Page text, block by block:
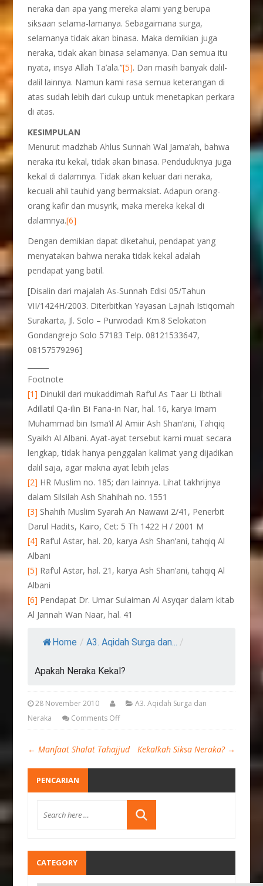
neraka dan apa yang mereka alami yang berupa
siksaan selama-lamanya. Sebagaimana surga,
selamanya tidak akan binasa. Maka demikian juga
neraka, tidak akan binasa selamanya. Dan semua itu
nyata, insya Allah Ta’ala.”[5]. Dan masih banyak dalil-
dalil lainnya. Namun kami rasa semua keterangan di
atas sudah lebih dari cukup untuk menetapkan perkara
di atas.
KESIMPULAN
Menurut madzhab Ahlus Sunnah Wal Jama’ah, bahwa
neraka itu kekal, tidak akan binasa. Penduduknya juga
kekal di dalamnya. Tidak akan keluar dari neraka,
kecuali ahli tauhid yang bermaksiat. Adapun orang-
orang kafir dan musyrik, maka mereka kekal di
dalamnya.[6]
Dengan demikian dapat diketahui, pendapat yang
menyatakan bahwa neraka tidak kekal adalah
pendapat yang batil.
[Disalin dari majalah As-Sunnah Edisi 05/Tahun
VII/1424H/2003. Diterbitkan Yayasan Lajnah Istiqomah
Surakarta, Jl. Solo – Purwodadi Km.8 Selokaton
Gondangrejo Solo 57183 Telp. 08121533647,
08157579296]
Footnote
[1] Dinukil dari mukaddimah Raf’ul As Taar Li Ibthali
Adillatil Qa-ilin Bi Fana-in Nar, hal. 16, karya Imam
Muhammad bin Isma’il Al Amiir Ash Shan’ani, Tahqiq
Syaikh Al Albani. Ayat-ayat tersebut kami muat secara
lengkap, tidak hanya penggalan kalimat yang dijadikan
dalil saja, agar makna ayat lebih jelas
[2] HR Muslim no. 185; dan lainnya. Lihat takhrijnya
dalam Silsilah Ash Shahihah no. 1551
[3] Shahih Muslim Syarah An Nawawi 2/41, Penerbit
Darul Hadits, Kairo, Cet: 5 Th 1422 H / 2001 M
[4] Raf’ul Astar, hal. 20, karya Ash Shan’ani, tahqiq Al
Albani
[5] Raf’ul Astar, hal. 21, karya Ash Shan’ani, tahqiq Al
Albani
[6] Pendapat Dr. Umar Sulaiman Al Asyqar dalam kitab
Al Jannah Wan Naar, hal. 41
Home / A3. Aqidah Surga dan... /
Apakah Neraka Kekal?
28 November 2010
A3. Aqidah Surga dan
Neraka
Comments Off
← Manfaat Shalat Tahajjud Kekalkah Siksa Neraka? →
PENCARIAN
CATEGORY